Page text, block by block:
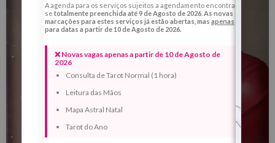
A agenda para os serviços sujeitos a agendamento encontra-
se totalmente preenchida até 9 de Agosto de 2026. As novas
marcações para estes serviços já estão abertas, mas apenas
para datas a partir de 10 de Agosto de 2026.
❌ Novas vagas apenas a partir de 10 de Agosto de
2026
Consulta de Tarot Normal (1 hora)
Leitura das Mãos
Mapa Astral Natal
Tarot do Ano